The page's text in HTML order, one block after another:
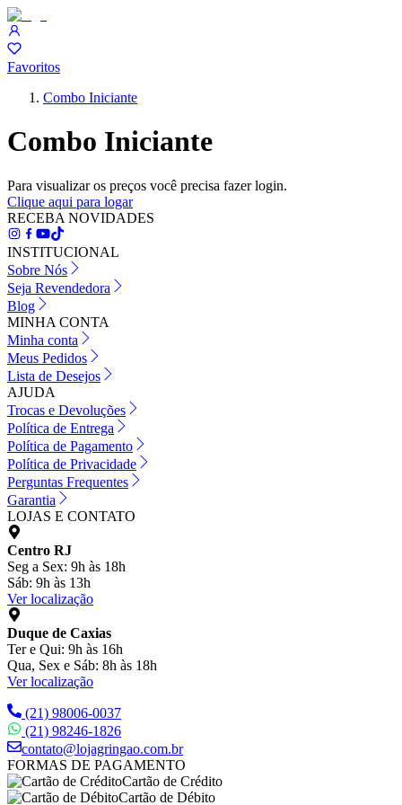
Favoritos
Combo Iniciante
Combo Iniciante
Para visualizar os preços você precisa fazer login.
Clique aqui para logar
RECEBA NOVIDADES
INSTITUCIONAL
Sobre Nós
Seja Revendedora
Blog
MINHA CONTA
Minha conta
Meus Pedidos
Lista de Desejos
AJUDA
Trocas e Devoluções
Política de Entrega
Política de Pagamento
Política de Privacidade
Perguntas Frequentes
Garantia
LOJAS E CONTATO
Centro RJ
Seg a Sex: 9h às 18h
Sáb: 9h às 13h
Ver localização
Duque de Caxias
Ter e Qui: 9h às 16h
Qua, Sex e Sáb: 8h às 18h
Ver localização
(21) 98006-0037
(21) 98246-1826
contato@lojagringao.com.br
FORMAS DE PAGAMENTO
Cartão de Crédito
Cartão de Débito